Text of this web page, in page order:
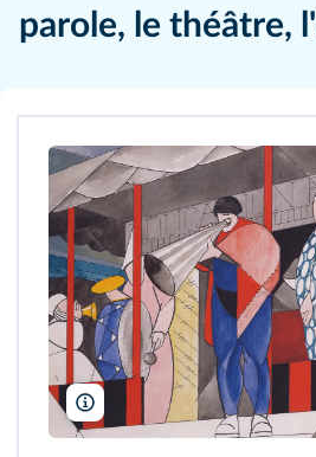
parole, le théâtre,
Bridgeman